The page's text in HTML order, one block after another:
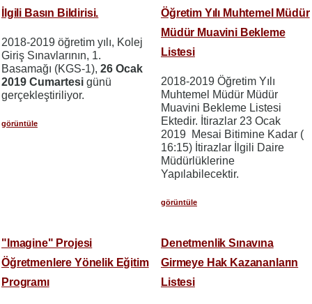
İlgili Basın Bildirisi.
2018-2019 öğretim yılı, Kolej
Giriş Sınavlarının, 1.
Basamağı (KGS-1), 26 Ocak
2019 Cumartesi günü
gerçekleştiriliyor.
görüntüle
Öğretim Yılı Muhtemel Müdür
Müdür Muavini Bekleme
Listesi
2018-2019 Öğretim Yılı
Muhtemel Müdür Müdür
Muavini Bekleme Listesi
Ektedir. İtirazlar 23 Ocak
2019 Mesai Bitimine Kadar (
16:15) İtirazlar İlgili Daire
Müdürlüklerine
Yapılabilecektir.
görüntüle
"Imagine" Projesi
Öğretmenlere Yönelik Eğitim
Programı
Denetmenlik Sınavına
Girmeye Hak Kazananların
Listesi